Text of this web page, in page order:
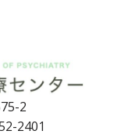
2
2401